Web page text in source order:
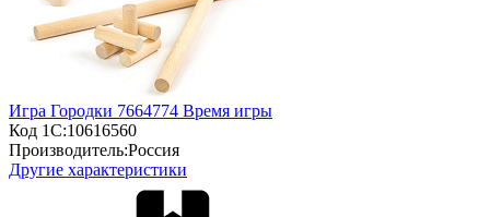
Игра Городки 7664774 Время игры
Код 1С:10616560
Производитель:Россия
Другие характеристики